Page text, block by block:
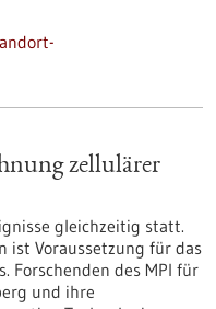
zellulärer
gleichzeitig statt.
ist Voraussetzung für das
Forschenden des MPI für
und ihre